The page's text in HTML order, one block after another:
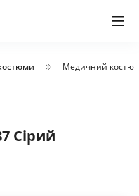
Медичний
Сірий